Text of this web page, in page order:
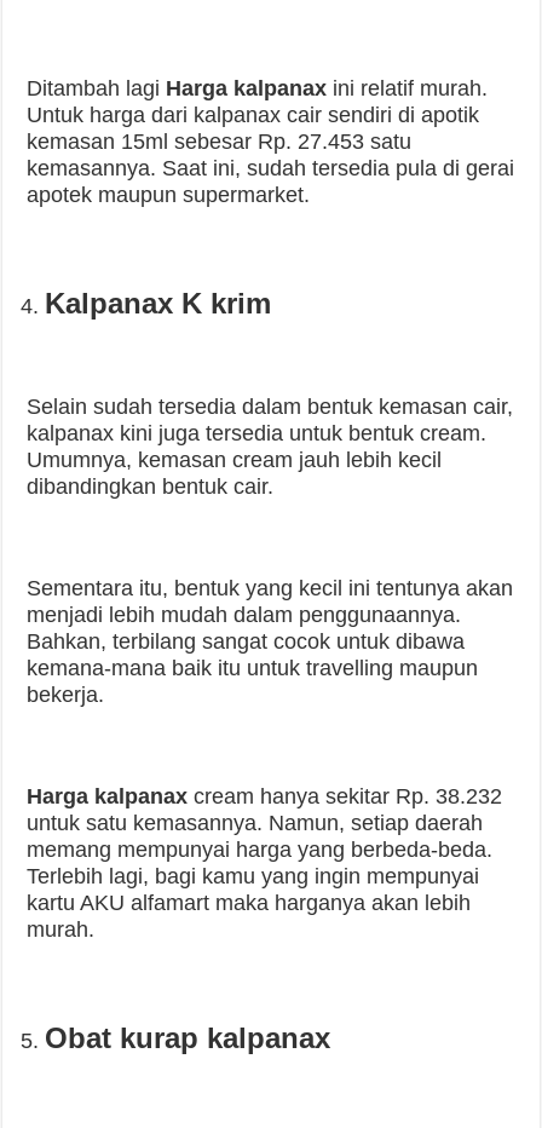
Ditambah lagi Harga kalpanax ini relatif murah.
Untuk harga dari kalpanax cair sendiri di apotik
kemasan 15ml sebesar Rp. 27.453 satu
kemasannya. Saat ini, sudah tersedia pula di gerai
apotek maupun supermarket.
Kalpanax K krim
Selain sudah tersedia dalam bentuk kemasan cair,
kalpanax kini juga tersedia untuk bentuk cream.
Umumnya, kemasan cream jauh lebih kecil
dibandingkan bentuk cair.
Sementara itu, bentuk yang kecil ini tentunya akan
menjadi lebih mudah dalam penggunaannya.
Bahkan, terbilang sangat cocok untuk dibawa
kemana-mana baik itu untuk travelling maupun
bekerja.
Harga kalpanax cream hanya sekitar Rp. 38.232
untuk satu kemasannya. Namun, setiap daerah
memang mempunyai harga yang berbeda-beda.
Terlebih lagi, bagi kamu yang ingin mempunyai
kartu AKU alfamart maka harganya akan lebih
murah.
Obat kurap kalpanax